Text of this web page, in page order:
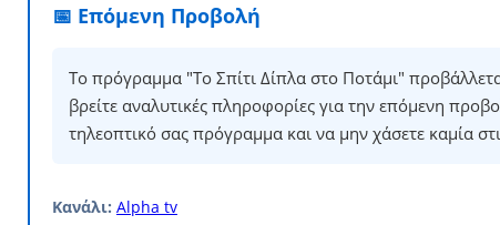
📅 Επόμενη Προβολή
Το πρόγραμμα "Το Σπίτι Δίπλα στο Ποτάμι"
βρείτε αναλυτικές πληροφορίες για την επόμενη
τηλεοπτικό σας πρόγραμμα και να μην χάσετε καμία
Κανάλι: Alpha tv